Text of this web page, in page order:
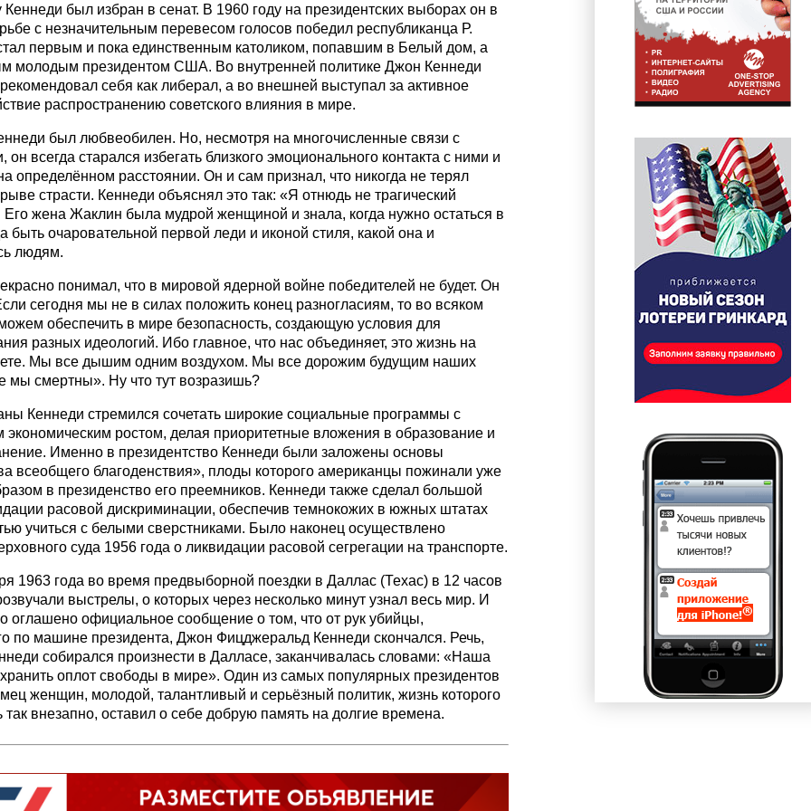
Кеннеди был избран в сенат. В 1960 году на президентских выборах он в
с незначительным перевесом голосов победил республиканца Р.
первым и пока единственным католиком, попавшим в Белый дом, а
молодым президентом США. Во внутренней политике Джон Кеннеди
себя как либерал, а во внешней выступал за активное
распространению советского влияния в мире.
был любвеобилен. Но, несмотря на многочисленные связи с
всегда старался избегать близкого эмоционального контакта с ними и
определённом расстоянии. Он и сам признал, что никогда не терял
страсти. Кеннеди объяснял это так: «Я отнюдь не трагический
жена Жаклин была мудрой женщиной и знала, когда нужно остаться в
быть очаровательной первой леди и иконой стиля, какой она и
людям.
понимал, что в мировой ядерной войне победителей не будет. Он
сегодня мы не в силах положить конец разногласиям, то во всяком
обеспечить в мире безопасность, создающую условия для
разных идеологий. Ибо главное, что нас объединяет, это жизнь на
Мы все дышим одним воздухом. Мы все дорожим будущим наших
мы смертны». Ну что тут возразишь?
Кеннеди стремился сочетать широкие социальные программы с
экономическим ростом, делая приоритетные вложения в образование и
Именно в президентство Кеннеди были заложены основы
всеобщего благоденствия», плоды которого американцы пожинали уже
в президенство его преемников. Кеннеди также сделал большой
расовой дискриминации, обеспечив темнокожих в южных штатах
учиться с белыми сверстниками. Было наконец осуществлено
суда 1956 года о ликвидации расовой сегрегации на транспорте.
1963 года во время предвыборной поездки в Даллас (Техас) в 12 часов
выстрелы, о которых через несколько минут узнал весь мир. И
оглашено официальное сообщение о том, что от рук убийцы,
по машине президента, Джон Фицджеральд Кеннеди скончался. Речь,
собирался произнести в Далласе, заканчивалась словами: «Наша
оплот свободы в мире». Один из самых популярных президентов
женщин, молодой, талантливый и серьёзный политик, жизнь которого
так внезапно, оставил о себе добрую память на долгие времена.